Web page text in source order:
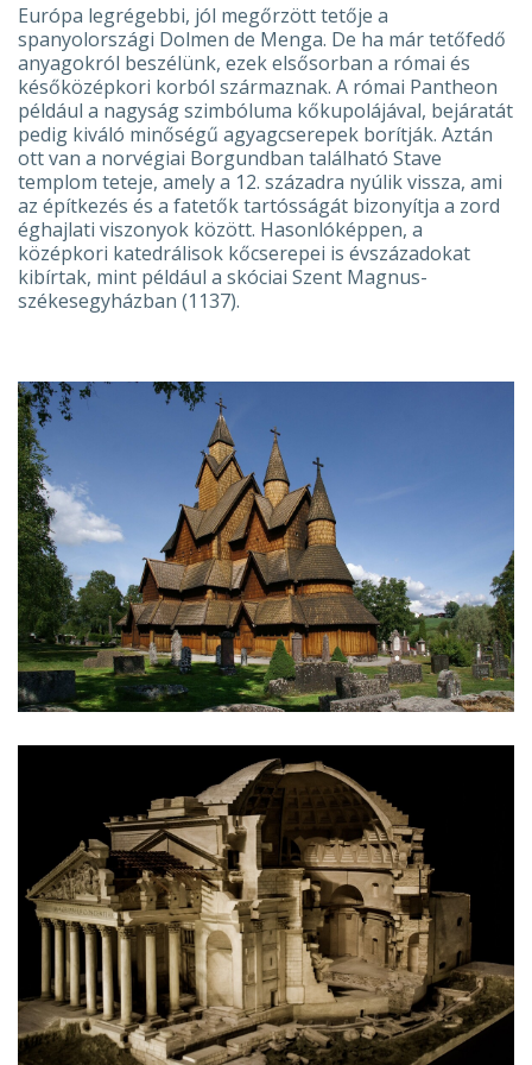
Európa legrégebbi, jól megőrzött tetője a
spanyolországi Dolmen de Menga. De ha már tetőfedő
anyagokról beszélünk, ezek elsősorban a római és
későközépkori korból származnak. A római Pantheon
például a nagyság szimbóluma kőkupolájával, bejáratát
pedig kiváló minőségű agyagcserepek borítják. Aztán
ott van a norvégiai Borgundban található Stave
templom teteje, amely a 12. századra nyúlik vissza, ami
az építkezés és a fatetők tartósságát bizonyítja a zord
éghajlati viszonyok között. Hasonlóképpen, a
középkori katedrálisok kőcserepei is évszázadokat
kibírtak, mint például a skóciai Szent Magnus-
székesegyházban (1137).